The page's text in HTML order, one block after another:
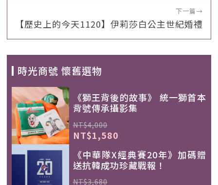
下一篇→
【歷史上的今天1120】伊莉莎白公主世紀婚禮
時光商號 懷舊選物
《獅王背後的故事》 統一獅首本
背號傳承攝影集
NT$4,000
NT$1,580
《中華隊X經典賽20年》加碼贈
送抗韓成功珍藏戰報！
NT$3,680